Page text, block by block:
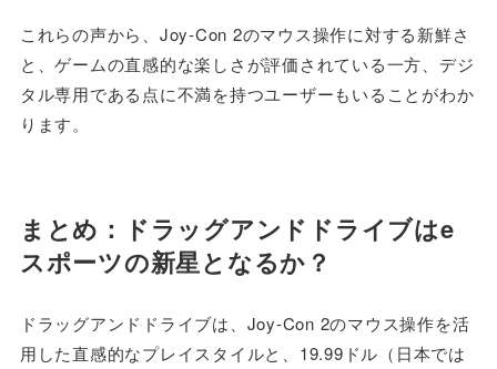
これらの声から、Joy-Con 2のマウス操作に対する新鮮さ
と、ゲームの直感的な楽しさが評価されている一方、デジ
タル専用である点に不満を持つユーザーもいることがわか
ります。
まとめ：ドラッグアンドドライブはe
スポーツの新星となるか？
ドラッグアンドドライブは、Joy-Con 2のマウス操作を活
用した直感的なプレイスタイルと、19.99ドル（日本では